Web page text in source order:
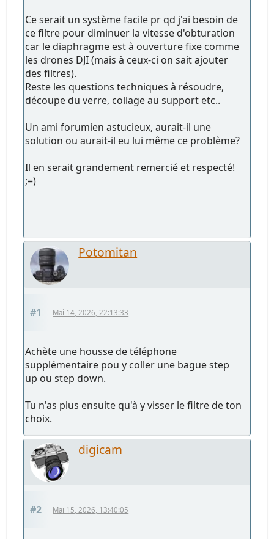
Ce serait un système facile pr qd j'ai besoin de
ce filtre pour diminuer la vitesse d'obturation
car le diaphragme est à ouverture fixe comme
les drones DJI (mais à ceux-ci on sait ajouter
des filtres).
Reste les questions techniques à résoudre,
découpe du verre, collage au support etc..
Un ami forumien astucieux, aurait-il une
solution ou aurait-il eu lui même ce problème?
Il en serait grandement remercié et respecté!
;=)
Potomitan
#1 Mai 14, 2026, 22:13:33
Achète une housse de téléphone
supplémentaire pou y coller une bague step
up ou step down.
Tu n'as plus ensuite qu'à y visser le filtre de ton
choix.
digicam
#2 Mai 15, 2026, 13:40:05